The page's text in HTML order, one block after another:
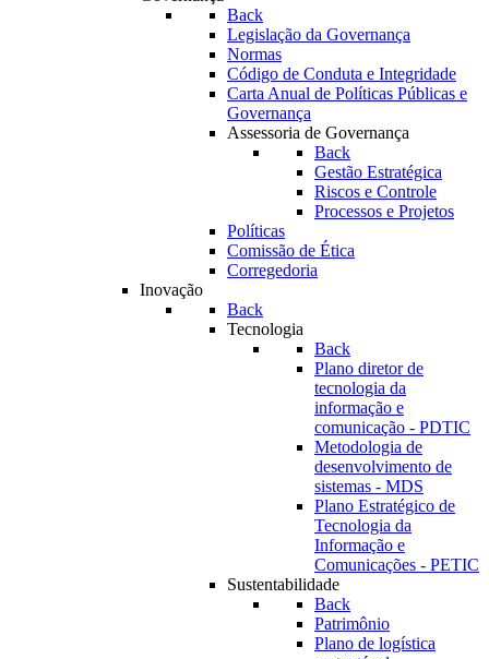
Back
Legislação da Governança
Normas
Código de Conduta e Integridade
Carta Anual de Políticas Públicas e
Governança
Assessoria de Governança
Back
Gestão Estratégica
Riscos e Controle
Processos e Projetos
Políticas
Comissão de Ética
Corregedoria
Inovação
Back
Tecnologia
Back
Plano diretor de
tecnologia da
informação e
comunicação - PDTIC
Metodologia de
desenvolvimento de
sistemas - MDS
Plano Estratégico de
Tecnologia da
Informação e
Comunicações - PETIC
Sustentabilidade
Back
Patrimônio
Plano de logística